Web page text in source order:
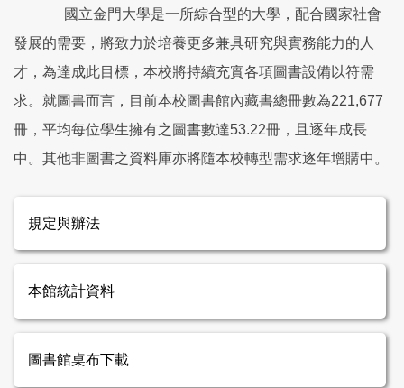
國立金門大學是一所綜合型的大學，配合國家社會
發展的需要，將致力於培養更多兼具研究與實務能力的人
才，為達成此目標，本校將持續充實各項圖書設備以符需
求。就圖書而言，目前本校圖書館內藏書總冊數為221,677
冊，平均每位學生擁有之圖書數達53.22冊，且逐年成長
中。其他非圖書之資料庫亦將隨本校轉型需求逐年增購中。
規定與辦法
本館統計資料
圖書館桌布下載